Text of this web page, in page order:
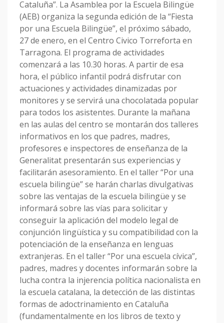
Cataluña”. La Asamblea por la Escuela Bilingüe
(AEB) organiza la segunda edición de la “Fiesta
por una Escuela Bilingüe”, el próximo sábado,
27 de enero, en el Centro Civico Torreforta en
Tarragona. El programa de actividades
comenzará a las 10.30 horas. A partir de esa
hora, el público infantil podrá disfrutar con
actuaciones y actividades dinamizadas por
monitores y se servirá una chocolatada popular
para todos los asistentes. Durante la mañana
en las aulas del centro se montarán dos talleres
informativos en los que padres, madres,
profesores e inspectores de enseñanza de la
Generalitat presentarán sus experiencias y
facilitarán asesoramiento. En el taller “Por una
escuela bilingüe” se harán charlas divulgativas
sobre las ventajas de la escuela bilingüe y se
informará sobre las vías para solicitar y
conseguir la aplicación del modelo legal de
conjunción lingüística y su compatibilidad con la
potenciación de la enseñanza en lenguas
extranjeras. En el taller “Por una escuela cívica”,
padres, madres y docentes informarán sobre la
lucha contra la injerencia política nacionalista en
la escuela catalana, la detección de las distintas
formas de adoctrinamiento en Cataluña
(fundamentalmente en los libros de texto y